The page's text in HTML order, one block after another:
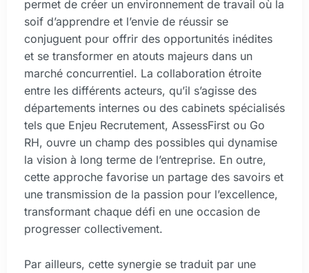
permet de créer un environnement de travail où la
soif d’apprendre et l’envie de réussir se
conjuguent pour offrir des opportunités inédites
et se transformer en atouts majeurs dans un
marché concurrentiel. La collaboration étroite
entre les différents acteurs, qu’il s’agisse des
départements internes ou des cabinets spécialisés
tels que Enjeu Recrutement, AssessFirst ou Go
RH, ouvre un champ des possibles qui dynamise
la vision à long terme de l’entreprise. En outre,
cette approche favorise un partage des savoirs et
une transmission de la passion pour l’excellence,
transformant chaque défi en une occasion de
progresser collectivement.
Par ailleurs, cette synergie se traduit par une